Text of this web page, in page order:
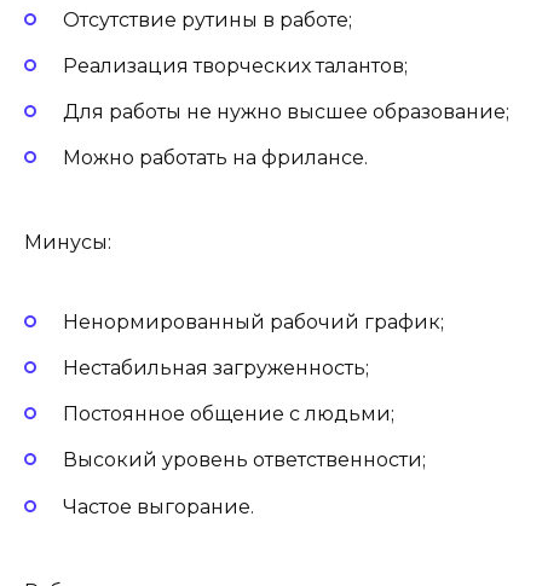
Отсутствие рутины в работе;
Реализация творческих талантов;
Для работы не нужно высшее образование;
Можно работать на фрилансе.
Минусы:
Ненормированный рабочий график;
Нестабильная загруженность;
Постоянное общение с людьми;
Высокий уровень ответственности;
Частое выгорание.